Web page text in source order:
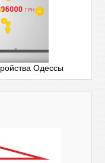
Одессы